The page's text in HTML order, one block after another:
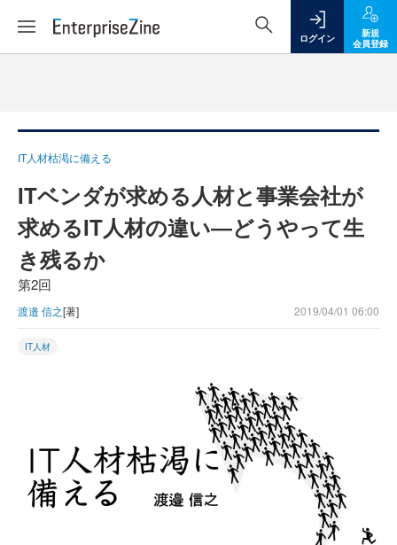
ログイン
新規
会員登録
IT人材枯渇に備える
ITベンダが求める人材と事業会社が
求めるIT人材の違い―どうやって生
き残るか
第2回
渡邉 信之[著] 2019/04/01 06:00
IT人材